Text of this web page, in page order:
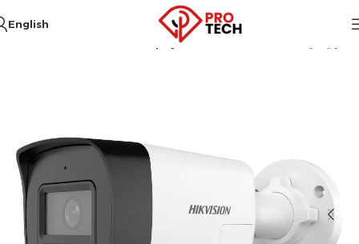
English
أنظمة المراقبة